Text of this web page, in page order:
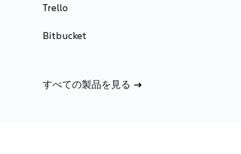
Trello
Bitbucket
すべての製品を見る